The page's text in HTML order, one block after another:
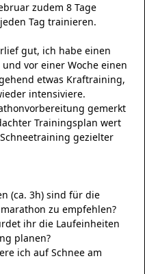
zudem 8 Tage
Tag trainieren.
gut, ich habe einen
vor einer Woche einen
etwas Kraftraining,
intensiviere.
gemerkt
Trainingsplan wert
gezielter
(ca. 3h) sind für die
zu empfehlen?
ihr die Laufeinheiten
planen?
ich auf Schnee am